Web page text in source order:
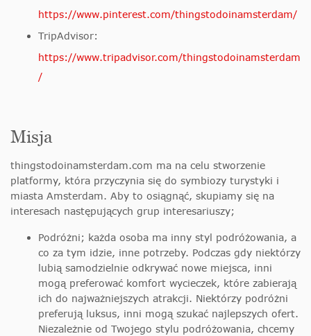
https://www.pinterest.com/thingstodoinamsterdam/
TripAdvisor:
https://www.tripadvisor.com/thingstodoinamsterdam
/
Misja
thingstodoinamsterdam.com ma na celu stworzenie
platformy, która przyczynia się do symbiozy turystyki i
miasta Amsterdam. Aby to osiągnąć, skupiamy się na
interesach następujących grup interesariuszy;
Podróżni; każda osoba ma inny styl podróżowania, a
co za tym idzie, inne potrzeby. Podczas gdy niektórzy
lubią samodzielnie odkrywać nowe miejsca, inni
mogą preferować komfort wycieczek, które zabierają
ich do najważniejszych atrakcji. Niektórzy podróżni
preferują luksus, inni mogą szukać najlepszych ofert.
Niezależnie od Twojego stylu podróżowania, chcemy